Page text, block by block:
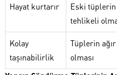
Hayat kurtarır
Eski tüplerin
tehlikeli
Kolay
taşınabilirlik
Tüplerin ağır
olması